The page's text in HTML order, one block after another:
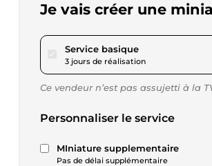
Je vais créer une
Service basiquepour 17,28 $US
3 jours de réalisation
Ce vendeur n’est pas assujetti à la
Personnaliser le service
MIniature supplementaire
Pas de délai supplémentaire